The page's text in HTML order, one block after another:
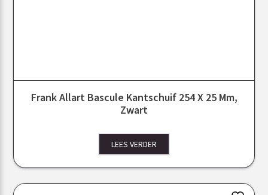
Frank Allart Bascule Kantschuif 254 X 25 Mm,
Zwart
LEES VERDER